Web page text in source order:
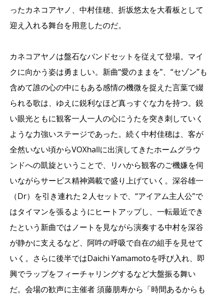
ったカネコアヤノ、中村佳穂、折坂悠太を大看板として
迎え入れる舞台を用意したのだ。
カネコアヤノは盤石なバンドセットを従えて登場。マイ
クに向かう姿は勇ましい。新曲“愛のままを”、“セゾン”も
含めて誰の心の中にもある感情の機微を捉えた言葉で綴
られる歌は、ゆえに鋭利なほど真っすぐな力を持つ。鋭
い眼光ともに観客一人一人の心にうたを突き刺していく
ような力強いステージであった。続く中村佳穂は、客が
全然いない頃からVOXhallに出演してきたホームグラウ
ンドへの凱旋ということで、リハから観客のご機嫌を伺
いながらサービス精神満載で盛り上げていく。深谷雄一
（Dr）を引き連れた２人セットで、“アイアム主人公”で
はタイマンを張るようにヒートアップし、一転最近でき
たという新曲ではノートを見ながら演奏する中村を深谷
が静かに支えるなど、阿吽の呼吸で自在の組手を見せて
いく。さらに後半ではDaichi Yamamotoを呼び入れ、即
興でラップをフィーチャリングするなど大盤振る舞い
だ。会場の歓声に主催者 須藤朋寿から「時間あるからも